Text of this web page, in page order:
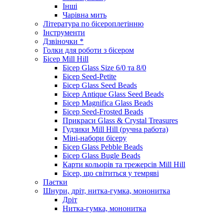
Інші
Чарівна мить
Література по бісероплетінню
Інструменти
Дзвіночки *
Голки для роботи з бісером
Бісер Mill Hill
Бісер Glass Size 6/0 та 8/0
Бісер Seed-Petite
Бісер Glass Seed Beads
Бісер Antique Glass Seed Beads
Бісер Magnifica Glass Beads
Бісер Seed-Frosted Beads
Прикраси Glass & Crystal Treasures
Гудзики Mill Hill (ручна работа)
Міні-набори бісеру
Бісер Glass Pebble Beads
Бісер Glass Bugle Beads
Карти кольорів та трежерсів Mill Hill
Бісер, що світиться у темряві
Паєтки
Шнури, дріт, нитка-гумка, мононитка
Дріт
Нитка-гумка, мононитка